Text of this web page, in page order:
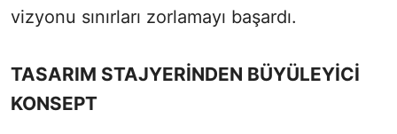
vizyonu sınırları zorlamayı başardı.
TASARIM STAJYERİNDEN BÜYÜLEYİCİ
KONSEPT